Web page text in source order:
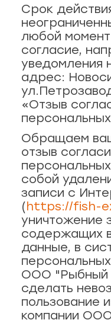
Срок
любой
согласие,
уведомления
адрес:
«Отзыв
Обращаем
отзыв
собой
записи с
(https://fish-
уничтожение
содержащих
данные, в
ООО "Рыбный
сделать
пользование
компании